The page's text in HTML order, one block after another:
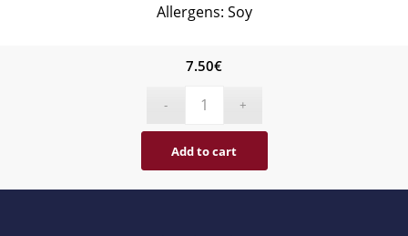
Allergens: Soy
7.50€
Add to cart